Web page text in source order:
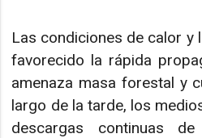
Las condiciones de calor y
favorecido la rápida
amenaza masa forestal y
largo de la tarde, los
descargas continuas